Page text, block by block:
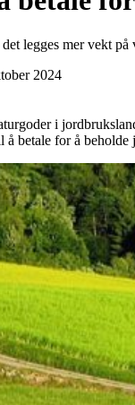
legges mer vekt
2024
i
betale for å beholde